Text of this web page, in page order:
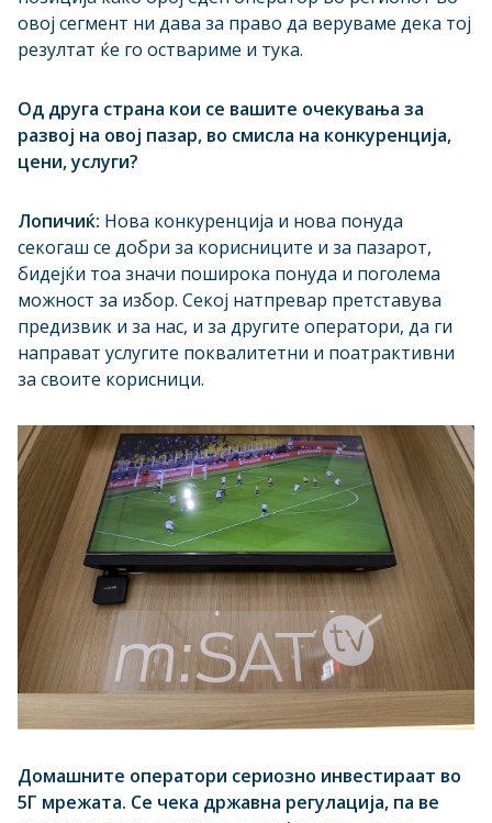
овој сегмент ни дава за право да веруваме дека тој
резултат ќе го оствариме и тука.
Од друга страна кои се вашите очекувања за
развој на овој пазар, во смисла на конкуренција,
цени, услуги?
Лопичиќ: Нова конкуренција и нова понуда
секогаш се добри за корисниците и за пазарот,
бидејќи тоа значи поширока понуда и поголема
можност за избор. Секој натпревар претставува
предизвик и за нас, и за другите оператори, да ги
направат услугите поквалитетни и поатрактивни
за своите корисници.
Домашните оператори сериозно инвестираат во
5Г мрежата. Се чека државна регулација, па ве